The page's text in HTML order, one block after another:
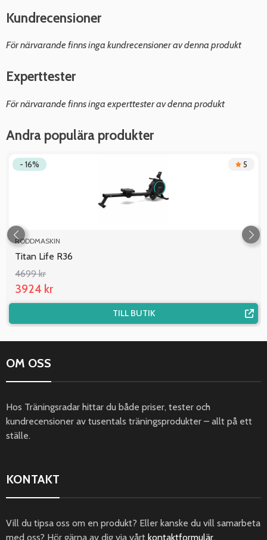
Kundrecensioner
För närvarande finns inga kundrecensioner av denna produkt
Experttester
För närvarande finns inga experttester av denna produkt
Andra populära produkter
- 16% 5
RODDMASKIN
Titan Life R36
4699 kr
3924 kr
TILL BUTIK
OM OSS
Hos Träningsradar hittar du både priser, tester och
kundrecensioner av tusentals träningsprodukter – allt på ett
ställe.
KONTAKT
Vill du tipsa oss om en produkt? Eller kanske du vill samarbeta
med oss? Hör gärna av dig via vårt kontaktformulär.